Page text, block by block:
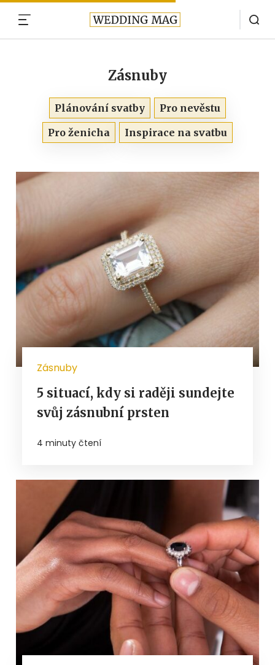
Zásnuby
Plánování svatby
Pro nevěstu
Pro ženicha
Inspirace na svatbu
Zásnuby
5 situací, kdy si raději sundejte
svůj zásnubní prsten
4 minuty čtení